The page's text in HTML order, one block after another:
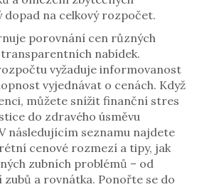
na celkový rozpočet.
porovnání cen různých
nabídek.
vyžaduje informovanost
vyjednávat o cenách. Když
můžete snížit finanční stres
do zdravého úsměvu
následujícím seznamu najdete
cenové rozmezí a tipy, jak
zubních problémů – od
a rovnátka. Ponořte se do